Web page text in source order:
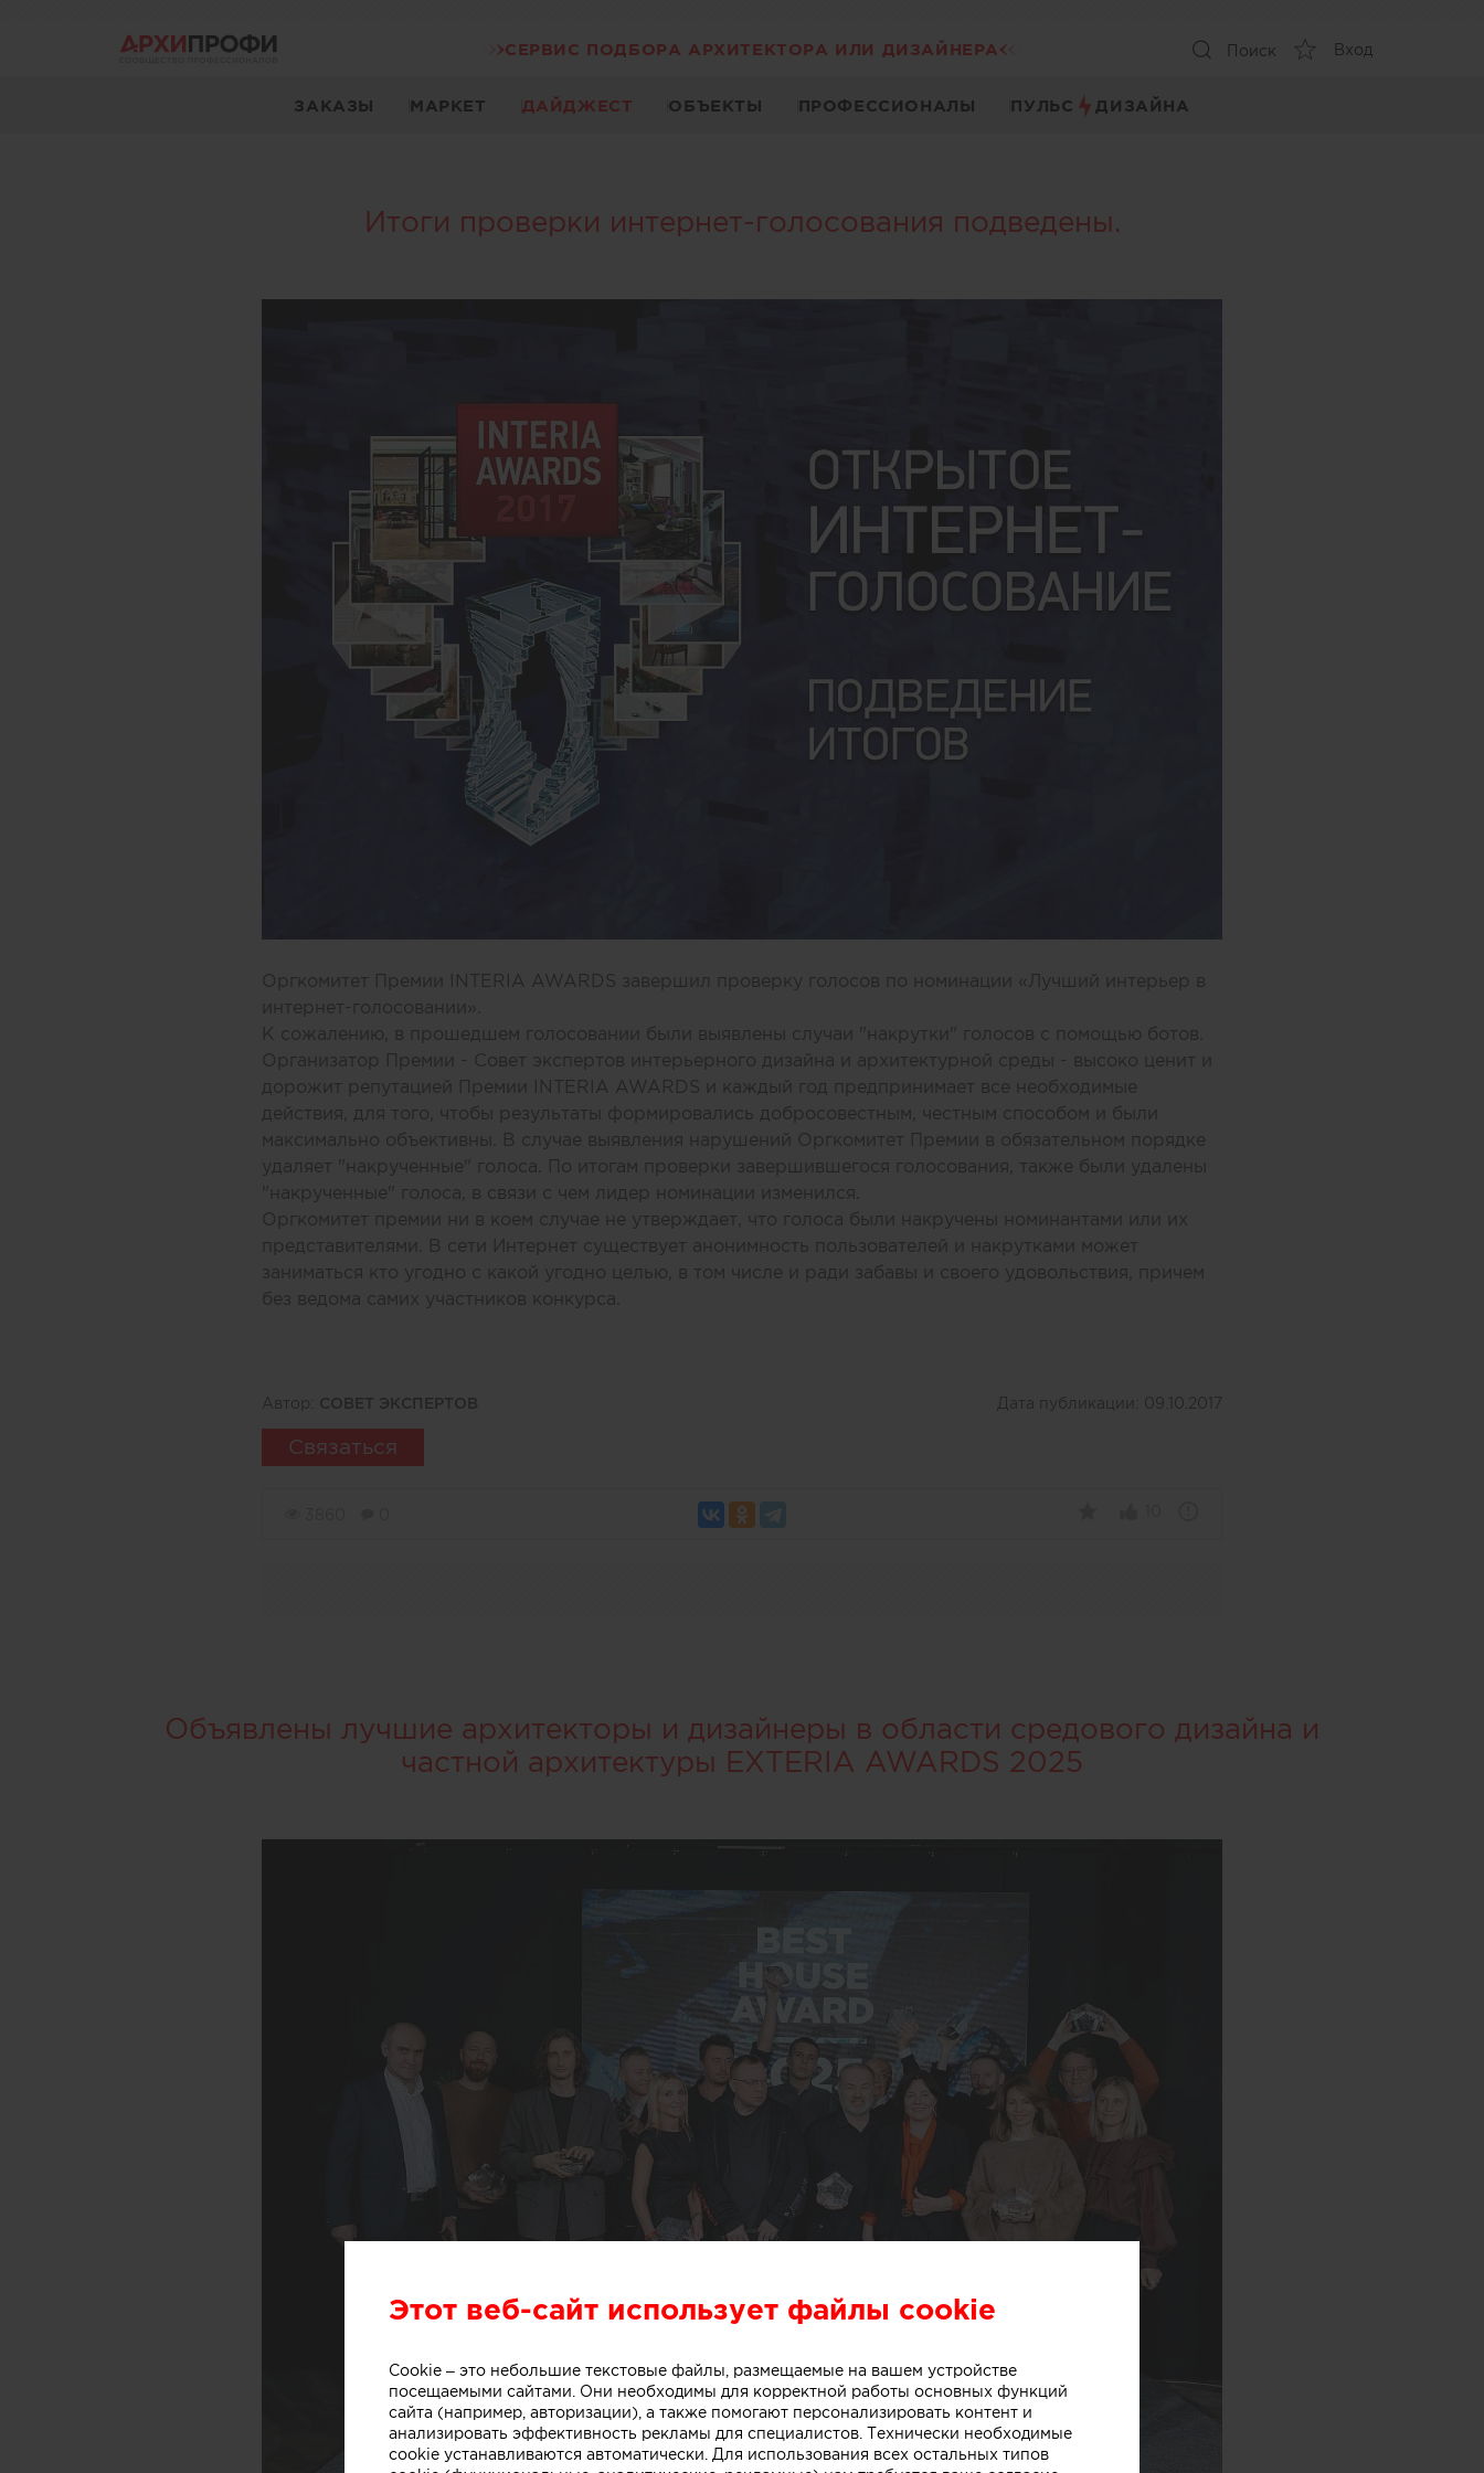
СЕРВИС ПОДБОРА АРХИТЕКТОРА ИЛИ ДИЗАЙНЕРА Поиск Вход
ЗАКАЗЫ МАРКЕТ ДАЙДЖЕСТ ОБЪЕКТЫ ПРОФЕССИОНАЛЫ ПУЛЬС ДИЗАЙНА
Итоги проверки интернет-голосования подведены.
Оргкомитет Премии INTERIA AWARDS завершил проверку голосов по номинации «Лучший интерьер в
интернет-голосовании».
К сожалению, в прошедшем голосовании были выявлены случаи "накрутки" голосов с помощью ботов.
Организатор Премии - Совет экспертов интерьерного дизайна и архитектурной среды - высоко ценит и
дорожит репутацией Премии INTERIA AWARDS и каждый год предпринимает все необходимые
действия, для того, чтобы результаты формировались добросовестным, честным способом и были
максимально объективны. В случае выявления нарушений Оргкомитет Премии в обязательном порядке
удаляет "накрученные" голоса. По итогам проверки завершившегося голосования, также были удалены
"накрученные" голоса, в связи с чем лидер номинации изменился.
Оргкомитет премии ни в коем случае не утверждает, что голоса были накручены номинантами или их
представителями. В сети Интернет существует анонимность пользователей и накрутками может
заниматься кто угодно с какой угодно целью, в том числе и ради забавы и своего удовольствия, причем
без ведома самих участников конкурса.
Автор: СОВЕТ ЭКСПЕРТОВ Дата публикации: 09.10.2017
Связаться
Объявлены лучшие архитекторы и дизайнеры в области средового дизайна и
частной архитектуры EXTERIA AWARDS 2025
Этот веб-сайт использует файлы cookie
Cookie – это небольшие текстовые файлы, размещаемые на вашем устройстве
посещаемыми сайтами. Они необходимы для корректной работы основных функций
сайта (например, авторизации), а также помогают персонализировать контент и
анализировать эффективность рекламы для специалистов. Технически необходимые
cookie устанавливаются автоматически. Для использования всех остальных типов